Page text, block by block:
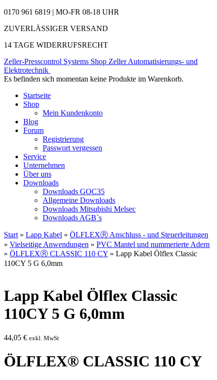
0170 961 6819 | MO-FR 08-18 UHR
ZUVERLÄSSIGER VERSAND
14 TAGE WIDERRUFSRECHT
Zeller-Presscontrol Systems Shop Zeller Automatisierungs- und
Elektrotechnik
Es befinden sich momentan keine Produkte im Warenkorb.
Startseite
Shop
Mein Kundenkonto
Blog
Forum
Registrierung
Passwort vergessen
Service
Unternehmen
Über uns
Downloads
Downloads GOC35
Allgemeine Downloads
Downloads Mitsubishi Melsec
Downloads AGB`s
Start » Lapp Kabel » ÖLFLEXⓇ Anschluss - und Steuerleitungen
» Vielseitige Anwendungen » PVC Mantel und nummerierte Adern
» ÖLFLEXⓇ CLASSIC 110 CY » Lapp Kabel Ölflex Classic
110CY 5 G 6,0mm
Lapp Kabel Ölflex Classic
110CY 5 G 6,0mm
44,05 € exkl. MwSt
ÖLFLEX® CLASSIC 110 CY